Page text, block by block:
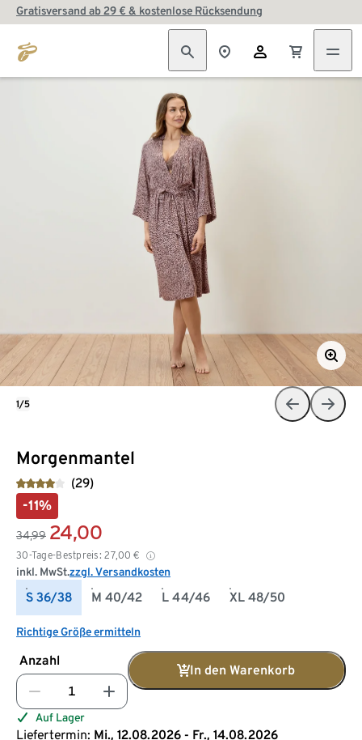
Gratisversand ab 29 € & kostenlose Rücksendung
Morgenmantel
(29)
-11%
34,99 24,00
30-Tage-Bestpreis: 27,00 €
inkl. MwSt.zzgl. Versandkosten
S 36/38 M 40/42 L 44/46 XL 48/50
Richtige Größe ermitteln
Anzahl
In den Warenkorb
Auf Lager
Liefertermin: Mi., 12.08.2026 - Fr., 14.08.2026
1/5